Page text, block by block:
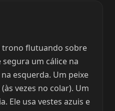
trono flutuando sobre
um cálice na
esquerda. Um peixe
vezes no colar). Um
Ele usa vestes azuis e